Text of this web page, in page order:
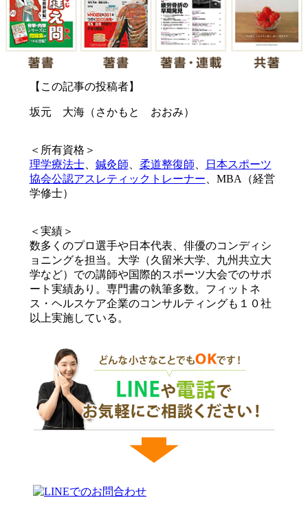
【この記事の投稿者】
坂元 大海（さかもと おおみ）
＜所有資格＞
理学療法士、 鍼灸師 柔道整復師
日本スポーツ
協会公認アスレティックトレーナー 、MBA（経営
学修士）
＜実績＞
数多くのプロ選手や日本代表、俳優のコンディシ
ョニングを担当。大学（久留米大学、九州共立大
学など）での講師や国際的スポーツ大会でのサポ
ート実績あり。専門書の執筆多数。フィットネ
ス・ヘルスケア企業のコンサルティングも１０社
以上実施している。